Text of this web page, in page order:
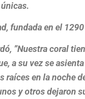
fundada en el
”Nuestra coral
a su vez se
raíces en la noche
y otros dejaron